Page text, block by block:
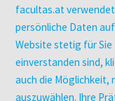
facultas.at
persönliche Daten
Website stetig für Sie
einverstanden sind,
auch die Möglichkeit,
auszuwählen. Ihre